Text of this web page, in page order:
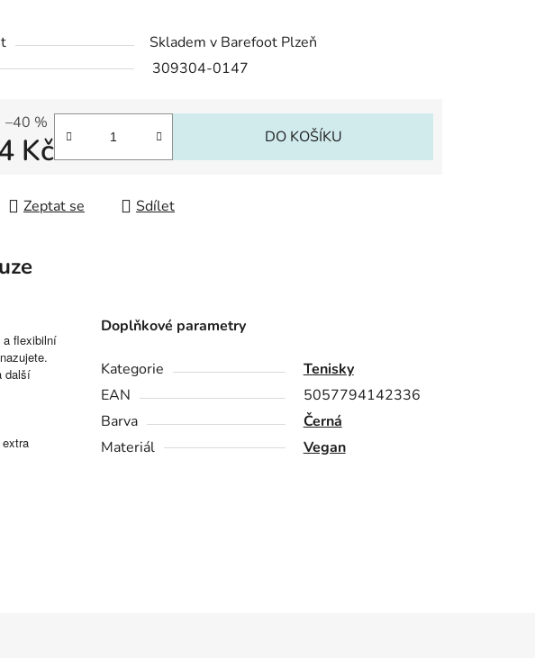
Skladem v Barefoot Plzeň
309304-0147
–40 %
Kč DO KOŠÍKU
Zeptat se Sdílet
a flexibilní
další
Doplňkové parametry
Kategorie
Tenisky
EAN
5057794142336
Barva
Černá
Materiál
Vegan